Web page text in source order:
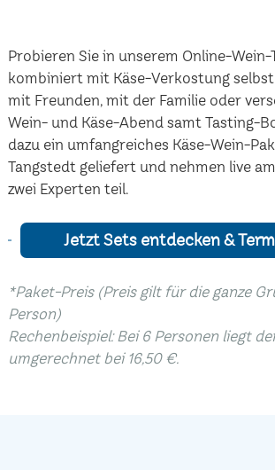
Probieren Sie in unserem Online-Wein-
kombiniert mit Käse-Verkostung selbst
mit Freunden, mit der Familie oder
Wein- und Käse-Abend samt Tasting-
dazu ein umfangreiches Käse-Wein-
Tangstedt geliefert und nehmen live
zwei Experten teil.
Jetzt Sets entdecken &
*Paket-Preis (Preis gilt für die ganze
Person)
Rechenbeispiel: Bei 6 Personen liegt
umgerechnet bei 16,50 €.